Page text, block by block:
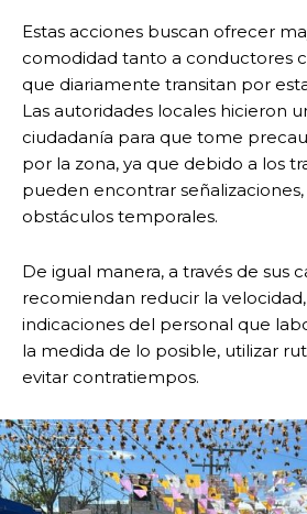
Estas acciones buscan ofrecer
comodidad tanto a conductores
que diariamente transitan por
Las autoridades locales hicieron
ciudadanía para que tome
por la zona, ya que debido a los
pueden encontrar
obstáculos temporales.
De igual manera, a través de sus
recomiendan reducir la
indicaciones del personal que
la medida de lo posible, utilizar
evitar contratiempos.